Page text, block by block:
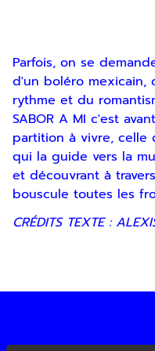
Parfois, on se
d'un boléro mexicain,
rythme et du
SABOR A MI c'est
partition à vivre, celle
qui la guide vers la
et découvrant à
bouscule toutes les
CRÉDITS TEXTE :